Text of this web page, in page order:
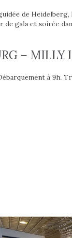
de
de gala et soirée
– MILLY
à 9h.